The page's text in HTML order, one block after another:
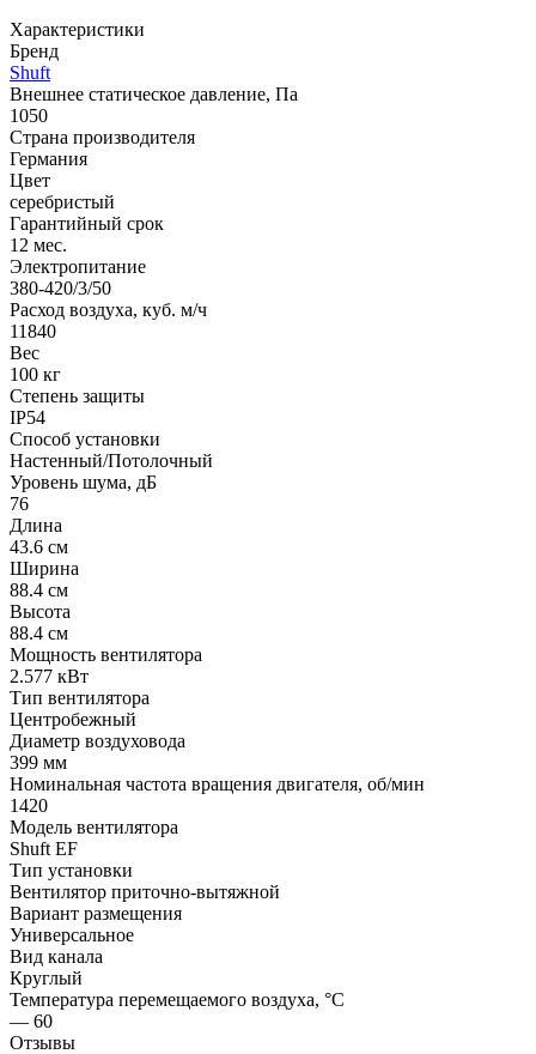
Характеристики
Бренд
Shuft
Внешнее статическое давление, Па
1050
Страна производителя
Германия
Цвет
серебристый
Гарантийный срок
12 мес.
Электропитание
380-420/3/50
Расход воздуха, куб. м/ч
11840
Вес
100 кг
Степень защиты
IP54
Способ установки
Настенный/Потолочный
Уровень шума, дБ
76
Длина
43.6 см
Ширина
88.4 см
Высота
88.4 см
Мощность вентилятора
2.577 кВт
Тип вентилятора
Центробежный
Диаметр воздуховода
399 мм
Номинальная частота вращения двигателя, об/мин
1420
Модель вентилятора
Shuft EF
Тип установки
Вентилятор приточно-вытяжной
Вариант размещения
Универсальное
Вид канала
Круглый
Температура перемещаемого воздуха, °С
— 60
Отзывы